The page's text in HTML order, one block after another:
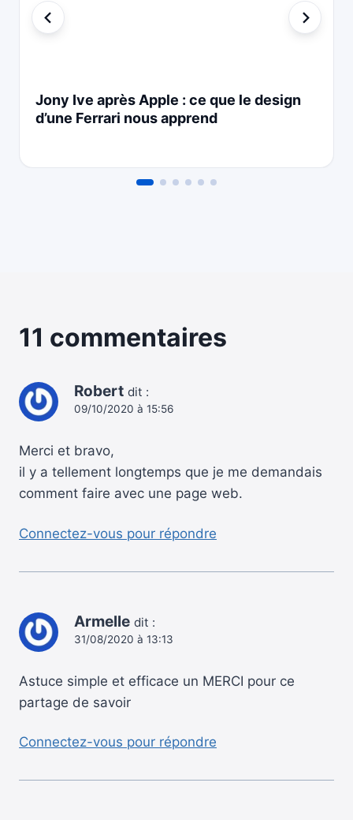
Jony Ive après Apple : ce que le design
d’une Ferrari nous apprend
11 commentaires
Robert dit :
09/10/2020 à 15:56
Merci et bravo,
il y a tellement longtemps que je me demandais
comment faire avec une page web.
Connectez-vous pour répondre
Armelle dit :
31/08/2020 à 13:13
Astuce simple et efficace un MERCI pour ce
partage de savoir
Connectez-vous pour répondre